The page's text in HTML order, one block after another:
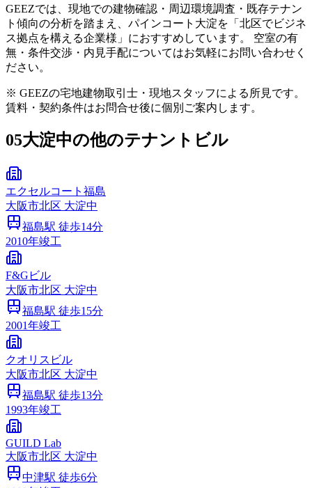
GEEZでは、現地での建物確認・周辺環境調査・既存テナン
ト傾向の分析を踏まえ、パインコート大淀を「北区でビジネ
ス拠点を構える企業様」におすすめしています。 空室の有
無・条件交渉・内見手配についてはお気軽にお問い合わせく
ださい。
※ GEEZの宅地建物取引士・現地スタッフによる所見です。
賃料・契約条件はお問合せ後に個別ご案内します。
05大淀中の他のテナントビル
エクセルコート福島
大阪市北区 大淀中
福島駅 徒歩14分
2010年竣工
F&Gビル
大阪市北区 大淀中
福島駅 徒歩15分
2001年竣工
クオリスビル
大阪市北区 大淀中
福島駅 徒歩13分
1993年竣工
GUILD Lab
大阪市北区 大淀中
中津駅 徒歩6分